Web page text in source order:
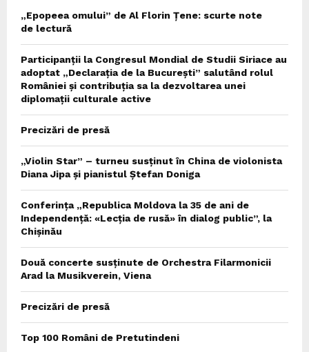
„Epopeea omului” de Al Florin Țene: scurte note
de lectură
Participanții la Congresul Mondial de Studii Siriace au
adoptat „Declarația de la București” salutând rolul
României și contribuția sa la dezvoltarea unei
diplomații culturale active
Precizări de presă
„Violin Star” – turneu susținut în China de violonista
Diana Jipa și pianistul Ștefan Doniga
Conferința „Republica Moldova la 35 de ani de
Independență: «Lecția de rusă» în dialog public”, la
Chișinău
Două concerte susținute de Orchestra Filarmonicii
Arad la Musikverein, Viena
Precizări de presă
Top 100 Români de Pretutindeni